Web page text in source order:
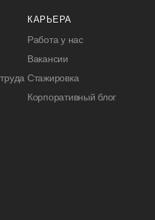
КАРЬЕРА
Работа у нас
Вакансии
Стажировка
Корпоративный блог